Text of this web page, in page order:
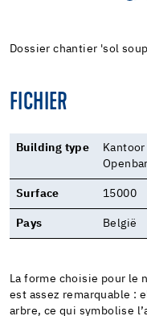
Dossier chantier 'sol
FICHIER
Building type
Surface 15000
Pays België
La forme choisie pour le
est assez remarquable :
arbre, ce qui symbolise